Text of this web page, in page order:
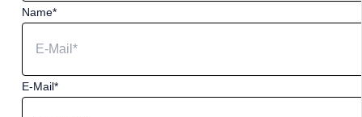
Name*
E-Mail*